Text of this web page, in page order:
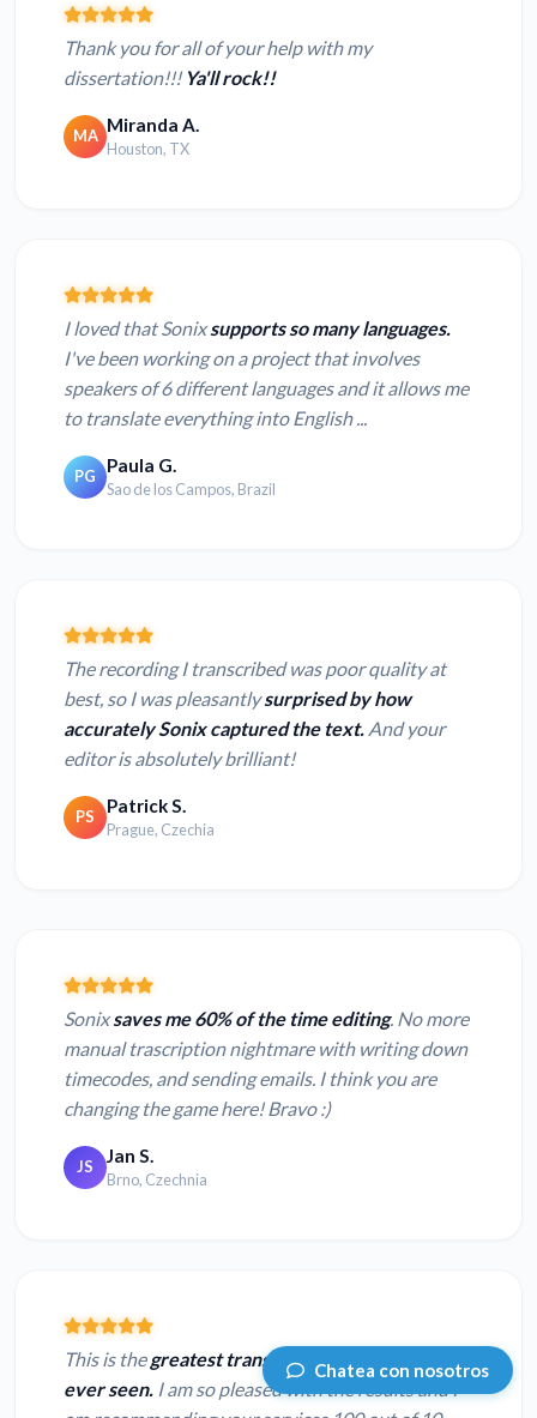
Thank you for all of your help with my
dissertation!!! Ya'll rock!!
MA Miranda A.
Houston, TX
I loved that Sonixsupports so many languages.
I've been working on a project that involves
speakers of 6 different languages and it allows me
to translate everything into English ...
PG Paula G.
Sao de los Campos, Brazil
The recording I transcribed was poor quality at
best, so I was pleasantlysurprised by how
accurately Sonix captured the text. And your
editor is absolutely brilliant!
PS Patrick S.
Prague, Czechia
Sonixsaves me 60% of the time editing. No more
manual trascription nightmare with writing down
timecodes, and sending emails. I think you are
changing the game here! Bravo :)
JS Jan S.
Brno, Czechnia
This is thegreatest transcription service I've
ever seen. I am so pleased with the results and I
Chatea con nosotros